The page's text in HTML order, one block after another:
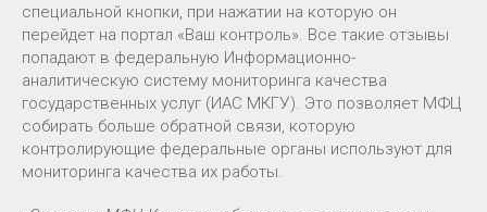
специальной кнопки, при нажатии на которую он
перейдет на портал «Ваш контроль». Все такие отзывы
попадают в федеральную Информационно-
аналитическую систему мониторинга качества
государственных услуг (ИАС МКГУ). Это позволяет МФЦ
собирать больше обратной связи, которую
контролирующие федеральные органы используют для
мониторинга качества их работы.